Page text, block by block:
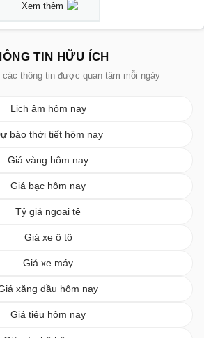
Xem thêm
TIN HỮU ÍCH
các thông tin được quan tâm mỗi ngày
Lịch âm hôm nay
báo thời tiết hôm nay
Giá vàng hôm nay
Giá bạc hôm nay
Tỷ giá ngoại tệ
Giá xe ô tô
Giá xe máy
xăng dầu hôm nay
Giá tiêu hôm nay